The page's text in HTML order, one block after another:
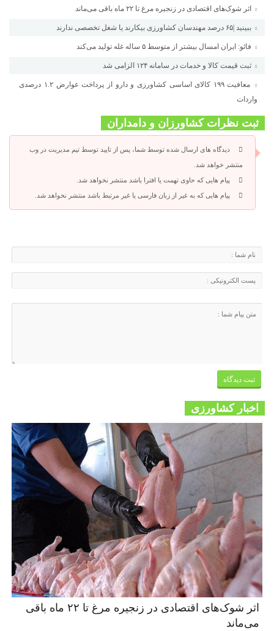
اثر شوک‌های اقتصادی در زنجیره مرغ تا ۲۲ ماه باقی می‌ماند
ببینید |۶۵ درصد مهندسان کشاورزی بیکارند یا شغل تخصصی ندارند
فائو: ایران امسال بیشتر از متوسط ۵ ساله غله تولید می‌کند
ثبت قیمت کالا و خدمات در سامانه ۱۲۴ الزامی شد
معافیت ۱۹۹ کالای اساسی کشاورزی و دارو از پرداخت عوارض ۱.۲ درصدی
واردات
ثبت نظرات کشاورزان و دامداران
دیدگاه های ارسال شده توسط شما، پس از تایید توسط تیم مدیریت در وب
منتشر خواهد شد.
پیام هایی که حاوی تهمت یا افترا باشد منتشر نخواهد شد.
پیام هایی که به غیر از زبان فارسی یا غیر مرتبط باشد منتشر نخواهد شد.
اخبار کشاورزی
اثر شوک‌های اقتصادی در زنجیره مرغ تا ۲۲ ماه باقی
می‌ماند